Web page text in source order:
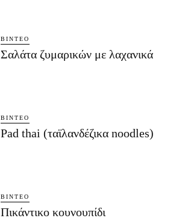
ΒΊΝΤΕΟ
Σαλάτα ζυμαρικών με λαχανικά
ΒΊΝΤΕΟ
Pad thai (ταϊλανδέζικα noodles)
ΒΊΝΤΕΟ
Πικάντικο κουνουπίδι